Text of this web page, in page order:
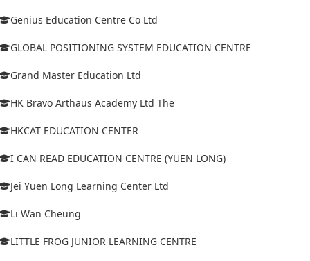
Genius Education Centre Co Ltd
GLOBAL POSITIONING SYSTEM EDUCATION CENTRE
Grand Master Education Ltd
HK Bravo Arthaus Academy Ltd The
HKCAT EDUCATION CENTER
I CAN READ EDUCATION CENTRE (YUEN LONG)
Jei Yuen Long Learning Center Ltd
Li Wan Cheung
LITTLE FROG JUNIOR LEARNING CENTRE